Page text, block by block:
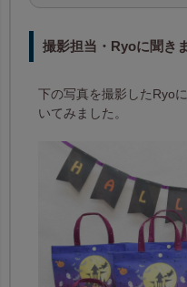
撮影担当・Ryoに聞き
下の写真を撮影したRyo
いてみました。